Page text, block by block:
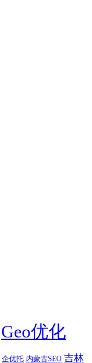
Geo优化
企优托 内蒙古SEO 吉林